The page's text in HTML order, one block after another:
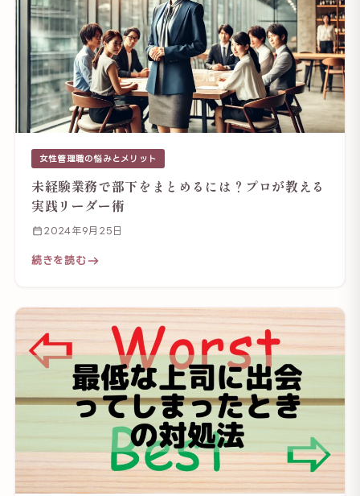
女性管理職の悩みとメリット
未経験業務で部下をまとめるには？プロが教える
実践リーダー術
2024年9月25日
続きを読む